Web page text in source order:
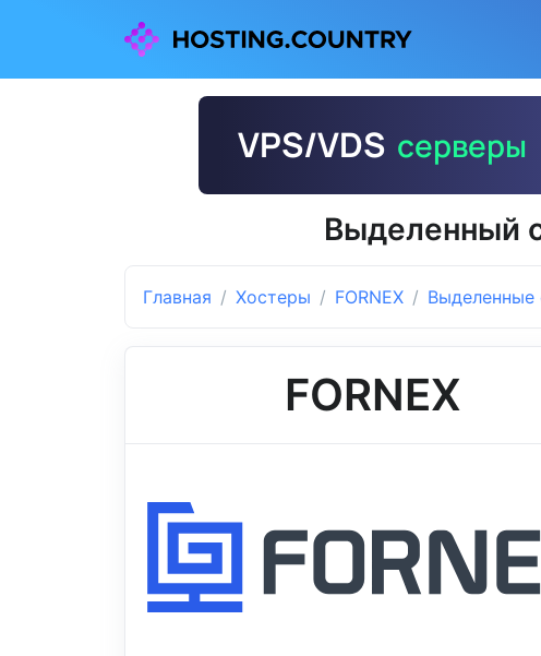
Выделенный
Главная Хостеры FORNEX Выделенные
FORNEX